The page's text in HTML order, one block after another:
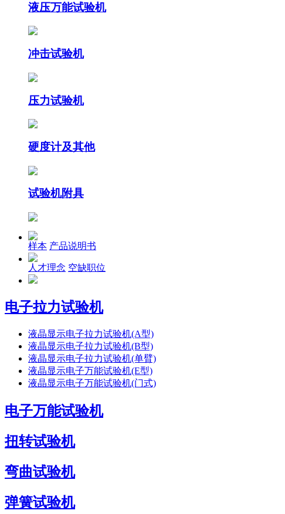
液压万能试验机
冲击试验机
压力试验机
硬度计及其他
试验机附具
样本 产品说明书
人才理念 空缺职位
电子拉力试验机
液晶显示电子拉力试验机(A型)
液晶显示电子拉力试验机(B型)
液晶显示电子拉力试验机(单臂)
液晶显示电子万能试验机(E型)
液晶显示电子万能试验机(门式)
电子万能试验机
扭转试验机
弯曲试验机
弹簧试验机